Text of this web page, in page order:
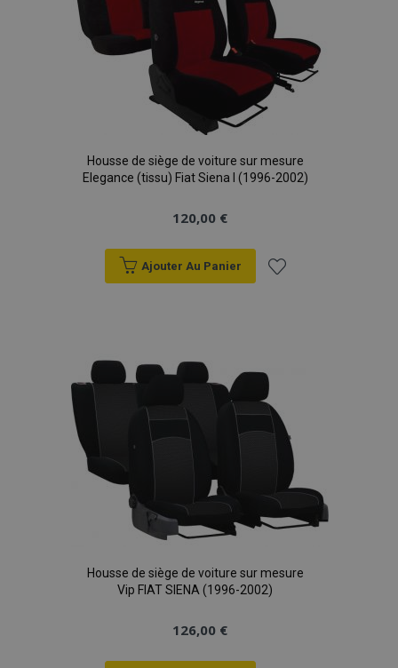
Housse de siège de voiture sur mesure
Elegance (tissu) Fiat Siena I (1996-2002)
120,00 €
Ajouter Au Panier
liste
d'achats
Housse de siège de voiture sur mesure
Vip FIAT SIENA (1996-2002)
126,00 €